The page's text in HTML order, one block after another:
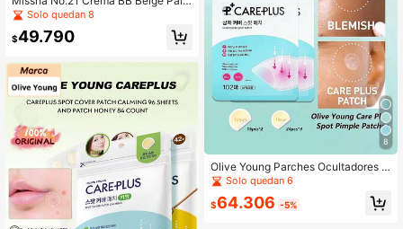
o - Tono frío transparente SPF 42 P
n protector solar SPF42/PA+++ (N
ovia
Solo quedan 8
$49.790
8
Olive Young Parches Ocultadores d
e Acné Care Plus 102 piezas/Caja
Paquete de 2
Solo quedan 6
$64.306 -5%